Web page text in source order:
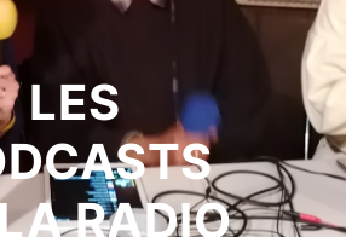
LES
RADIO